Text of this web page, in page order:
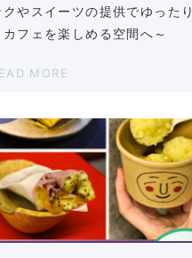
クやスイーツの提供でゆったり
カフェを楽しめる空間へ～
MORE